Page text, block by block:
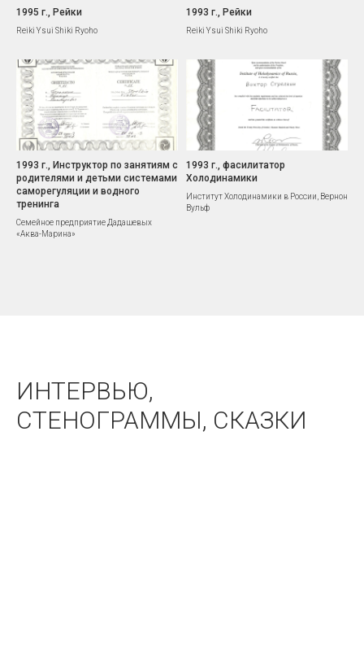
1995 г., Рейки
Reiki Ysui Shiki Ryoho
1993 г., Рейки
Reiki Ysui Shiki Ryoho
1993 г., Инструктор по занятиям с
родителями и детьми системами
саморегуляции и водного
тренинга
Семейное предприятие Дадашевых
«Аква-Марина»
1993 г., фасилитатор
Холодинамики
Институт Холодинамики в России, Вернон
Вульф
ИНТЕРВЬЮ,
СТЕНОГРАММЫ, СКАЗКИ